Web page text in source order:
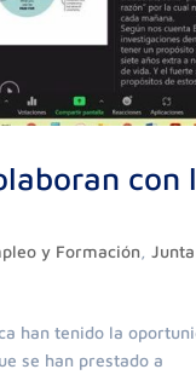
con
y Formación ,Junta
han tenido la
se han prestado a